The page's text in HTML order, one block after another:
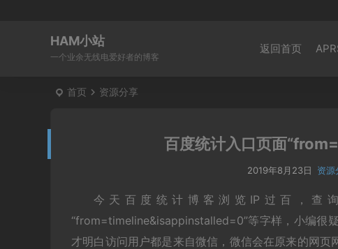
HAM小站
一个业余无线电爱好者的博客
返回首页
首页 资源分享
百度统计入口页面
2019年8月23日 资源
今天百度统计博客浏览IP过百，查
“from=timeline&isappinstalled=0”等字样，小编很
才明白访问用户都是来自微信，微信会在原来的网